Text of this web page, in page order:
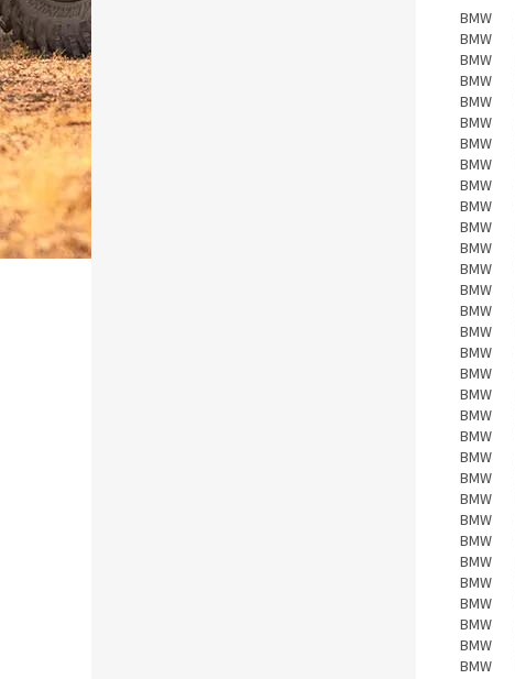
BMW
BMW
BMW
BMW
BMW
BMW
BMW
BMW
BMW
BMW
BMW
BMW
BMW
BMW
BMW
BMW
BMW
BMW
BMW
BMW
BMW
BMW
BMW
BMW
BMW
BMW
BMW
BMW
BMW
BMW
BMW
BMW